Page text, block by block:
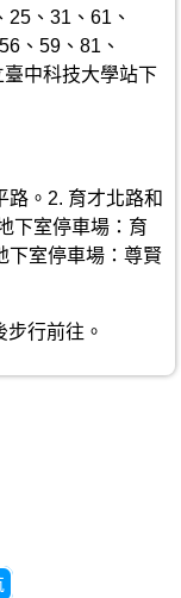
25、31、61、
、59、81、
中科技大學站下
路。2. 育才北路和
下室停車場：育
下室停車場：尊賢
行前往。